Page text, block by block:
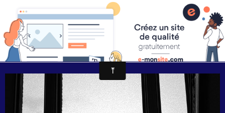
Pascal Henry "Mes photographies"
DSC_0123